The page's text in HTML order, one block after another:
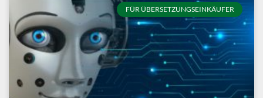
FÜR ÜBERSETZUNGSEINKÄUFER